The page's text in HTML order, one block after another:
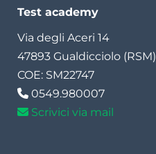
Test academy
Via degli Aceri 14
47893 Gualdicciolo (RSM)
COE: SM22747
0549.980007
Scrivici via mail